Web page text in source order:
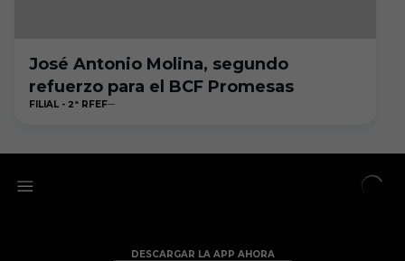
José Antonio Molina, segundo
refuerzo para el BCF Promesas
FILIAL - 2ª RFEF
DESCARGAR LA APP AHORA